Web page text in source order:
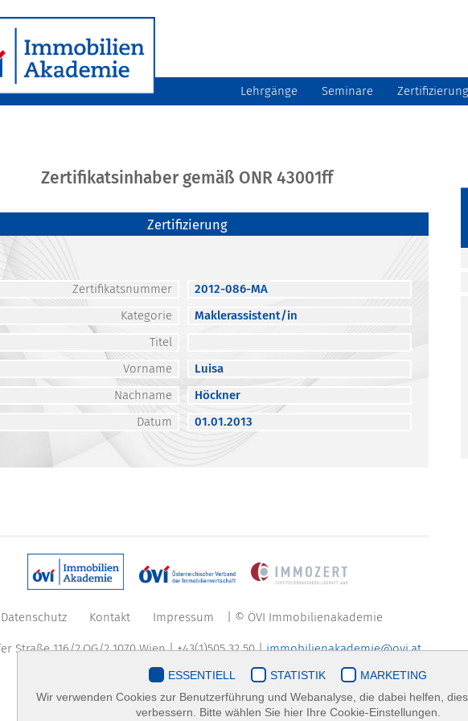
Lehrgänge Seminare Zertifizierung
Zertifikatsinhaber gemäß ONR 43001ff
Zertifizierung
Zertifikatsnummer
2012-086-MA
Kategorie
Maklerassistent/in
Titel
Vorname
Luisa
Nachname
Höckner
Datum
01.01.2013
Datenschutz Kontakt Impressum | © ÖVI Immobilienakademie
Straße 116/2.OG/2 1070 Wien | +43(1)505 32 50 |immobilienakademie@ovi.at
ESSENTIELL STATISTIK
MARKETING
Wir verwenden Cookies zur Benutzerführung und Webanalyse, die dabei helfen,
verbessern. Bitte wählen Sie hier Ihre Cookie-Einstellungen.